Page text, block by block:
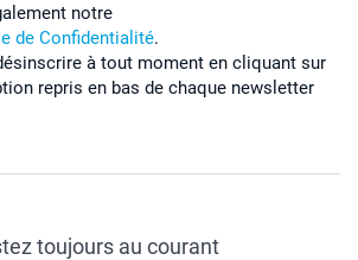
notre
de Confidentialité.
à tout moment en cliquant sur
repris en bas de chaque newsletter
toujours au courant